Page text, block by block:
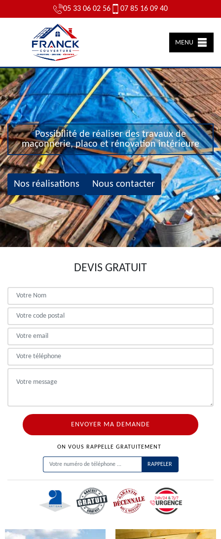
05 33 06 02 56 07 85 16 09 40
MENU
Possibilité de réaliser des travaux de
maçonnerie, placo et rénovation intérieure
Nos réalisations Nous contacter
DEVIS GRATUIT
ON VOUS RAPPELLE GRATUITEMENT